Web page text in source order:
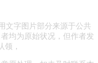
文字图片部分来源于公共
均为原始状况，但作者发
领，